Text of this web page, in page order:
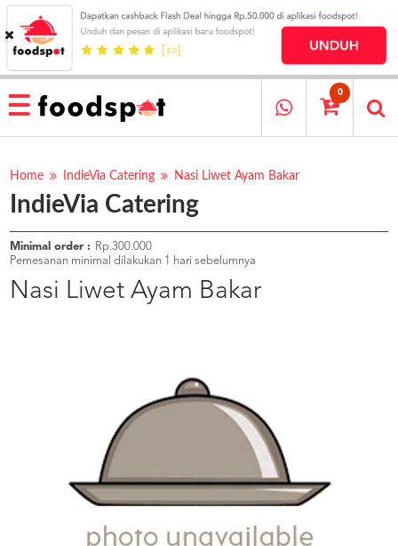
HOME
MENU
RESTAURANT
PESAN
OUR
COMPANY
KATA
MEREKA
KATALOG
0
Home IndieVia Catering Nasi Liwet Ayam Bakar
IndieVia Catering
Minimal order :
Rp.300.000
Pemesanan minimal dilakukan 1 hari sebelumnya
Nasi Liwet Ayam Bakar